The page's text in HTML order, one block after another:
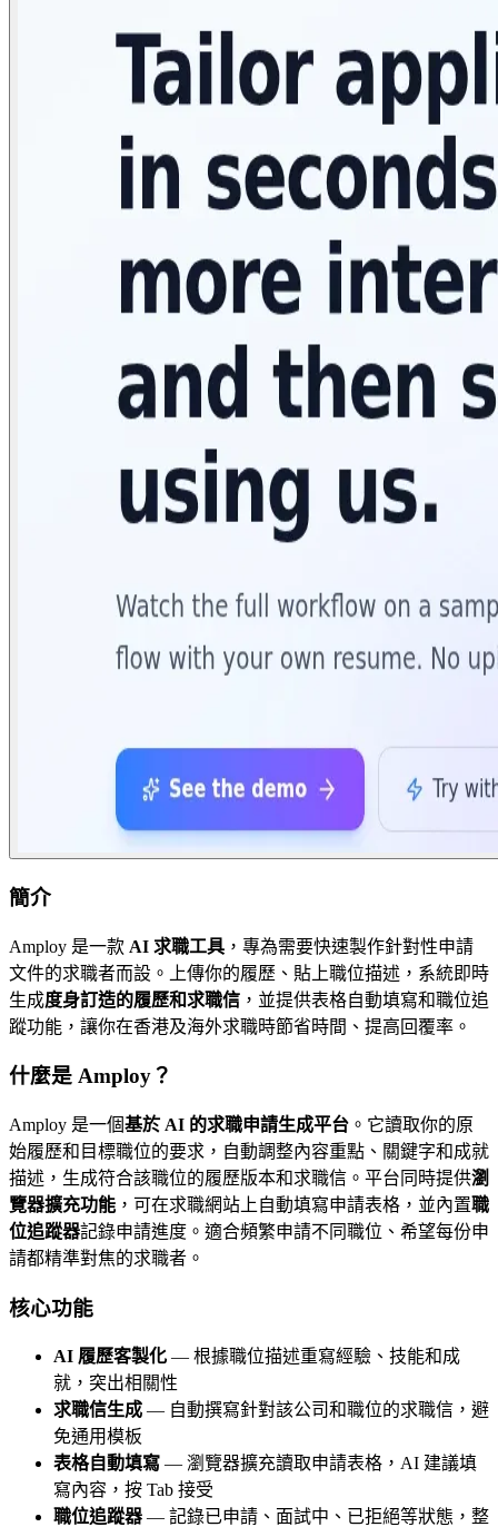
簡介
Amploy 是一款 AI 求職工具 ，專為需要快速製作針對性申請
文件的求職者而設。上傳你的履歷、貼上職位描述，系統即時
生成度身訂造的履歷和求職信 ，並提供表格自動填寫和職位追
蹤功能，讓你在香港及海外求職時節省時間、提高回覆率。
什麼是 Amploy？
Amploy 是一個基於 AI 的求職申請生成平台 。它讀取你的原
始履歷和目標職位的要求，自動調整內容重點、關鍵字和成就
描述，生成符合該職位的履歷版本和求職信。平台同時提供瀏
覽器擴充功能 ，可在求職網站上自動填寫申請表格，並內置職
位追蹤器記錄申請進度。適合頻繁申請不同職位、希望每份申
請都精準對焦的求職者。
核心功能
AI 履歷客製化 — 根據職位描述重寫經驗、技能和成
就，突出相關性
求職信生成 — 自動撰寫針對該公司和職位的求職信，避
免通用模板
表格自動填寫 — 瀏覽器擴充讀取申請表格，AI 建議填
寫內容，按 Tab 接受
職位追蹤器 — 記錄已申請、面試中、已拒絕等狀態，整